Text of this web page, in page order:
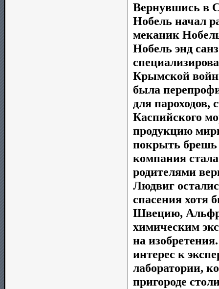
Вернувшись в
Нобель начал
меканик
Нобель энд
Крымской
была
для пароходов,
Каспийского
продукцию
покрыть брешь
компания
родителями
Людвиг
спасения хотя
Швецию,
химическим
на
интерес к
лаборатории,
пригороде